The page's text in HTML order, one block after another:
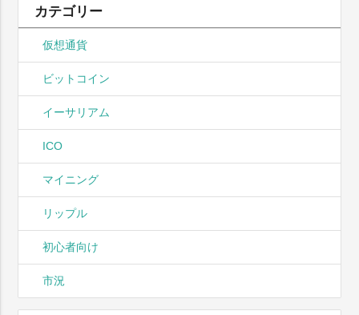
カテゴリー
仮想通貨
ビットコイン
イーサリアム
ICO
マイニング
リップル
初心者向け
市況